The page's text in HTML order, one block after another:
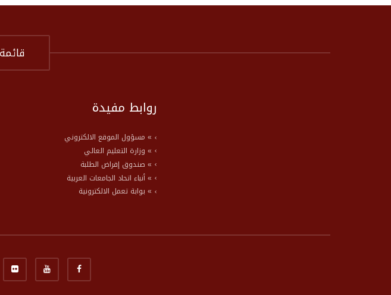
روابط مفيدة
» مسؤول الموقع الالكتروني
» وزارة التعليم العالي
» صندوق إقراض الطلبة
» أنباء اتحاد الجامعات العربية
» بوابة تعمل الالكترونية